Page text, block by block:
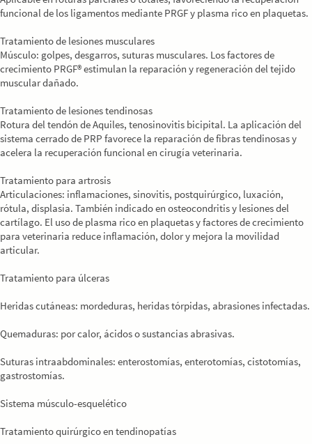
funcional de los ligamentos mediante PRGF y plasma rico en plaquetas.
Tratamiento de lesiones musculares
Músculo: golpes, desgarros, suturas musculares. Los factores de
crecimiento PRGF® estimulan la reparación y regeneración del tejido
muscular dañado.
Tratamiento de lesiones tendinosas
Rotura del tendón de Aquiles, tenosinovitis bicipital. La aplicación del
sistema cerrado de PRP favorece la reparación de fibras tendinosas y
acelera la recuperación funcional en cirugía veterinaria.
Tratamiento para artrosis
Articulaciones: inflamaciones, sinovitis, postquirúrgico, luxación,
rótula, displasia. También indicado en osteocondritis y lesiones del
cartílago. El uso de plasma rico en plaquetas y factores de crecimiento
para veterinaria reduce inflamación, dolor y mejora la movilidad
articular.
Tratamiento para úlceras
Heridas cutáneas: mordeduras, heridas tórpidas, abrasiones infectadas.
Quemaduras: por calor, ácidos o sustancias abrasivas.
Suturas intraabdominales: enterostomías, enterotomías, cistotomías,
gastrostomías.
Sistema músculo-esquelético
Tratamiento quirúrgico en tendinopatías